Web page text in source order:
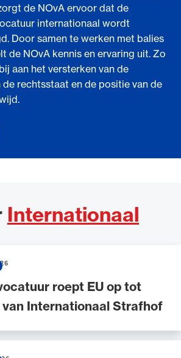
de NOvA ervoor dat de
internationaal wordt
Door samen te werken met balies
de NOvA kennis en ervaring uit. Zo
aan het versterken van de
de rechtsstaat en de positie van de
Internationaal
roept EU op tot
Internationaal Strafhof